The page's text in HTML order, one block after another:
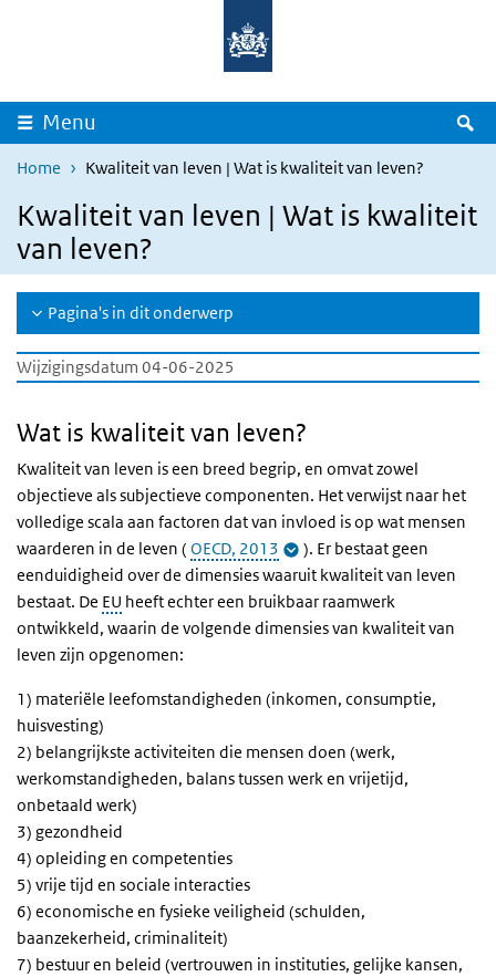
Overslaan en naar de inhoud gaan
Menu
Home Kwaliteit van leven | Wat is kwaliteit van leven?
Kwaliteit van leven | Wat is kwaliteit
van leven?
Pagina's in dit onderwerp
Wijzigingsdatum 04-06-2025
Wat is kwaliteit van leven?
Kwaliteit van leven is een breed begrip, en omvat zowel
objectieve als subjectieve componenten. Het verwijst naar het
volledige scala aan factoren dat van invloed is op wat mensen
waarderen in de leven ( OECD, 2013
). Er bestaat geen
eenduidigheid over de dimensies waaruit kwaliteit van leven
bestaat. De EU heeft echter een bruikbaar raamwerk
ontwikkeld, waarin de volgende dimensies van kwaliteit van
leven zijn opgenomen:
1) materiële leefomstandigheden (inkomen, consumptie,
huisvesting)
2) belangrijkste activiteiten die mensen doen (werk,
werkomstandigheden, balans tussen werk en vrijetijd,
onbetaald werk)
3) gezondheid
4) opleiding en competenties
5) vrije tijd en sociale interacties
6) economische en fysieke veiligheid (schulden,
baanzekerheid, criminaliteit)
7) bestuur en beleid (vertrouwen in instituties, gelijke kansen,